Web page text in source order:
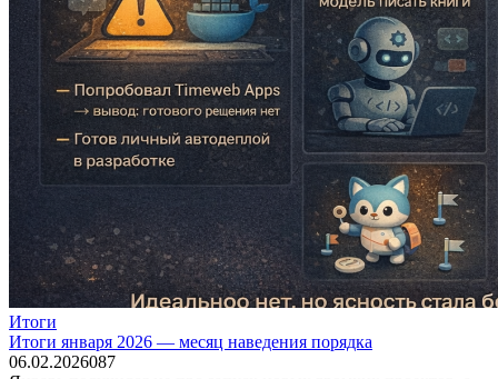
Итоги
Итоги января 2026 — месяц наведения порядка
06.02.2026087